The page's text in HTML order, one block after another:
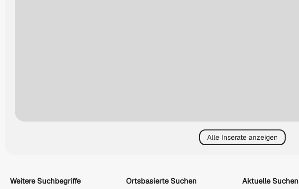
Alle Inserate anzeigen
Weitere Suchbegriffe Ortsbasierte Suchen Aktuelle Suchen